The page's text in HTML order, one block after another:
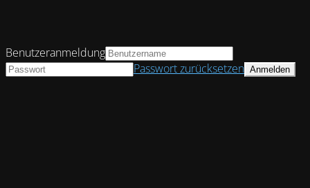
Benutzeranmeldung
Passwort zurücksetzen